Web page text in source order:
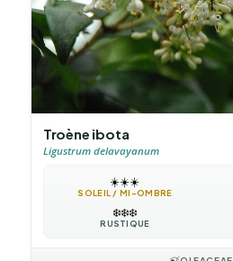
Troène ibota
Ligustrum delavayanum
☀️☀️☀️
SOLEIL / MI-OMBRE
❄️❄️❄️
RUSTIQUE